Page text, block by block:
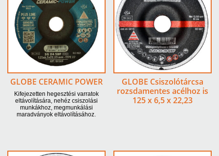
GLOBE CERAMIC POWER
Kifejezetten hegesztési varratok
eltávolítására, nehéz csiszolási
munkákhoz, megmunkálási
maradványok eltávolításához.
GLOBE Csiszolótárcsa
rozsdamentes acélhoz is
125 x 6,5 x 22,23